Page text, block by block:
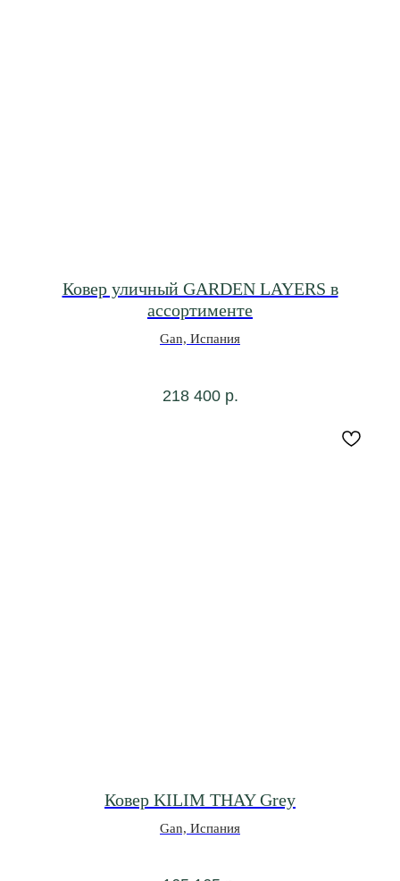
МЕНЮ
0
КОРЗИНА
Ковер уличный GARDEN LAYERS в
ассортименте
Gan, Испания
218 400 р.
Ковер KILIM THAY Grey
Gan, Испания